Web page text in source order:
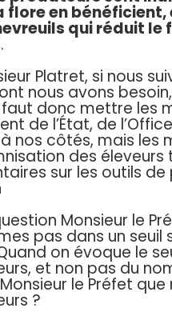
flore en
qui réduit
.
Platret, si nous
nous avons
faut donc mettre les
de l’État, de
nos côtés, mais les
des
sur les outils
Monsieur le
pas dans un seuil
on évoque le
et non pas du
le Préfet
?